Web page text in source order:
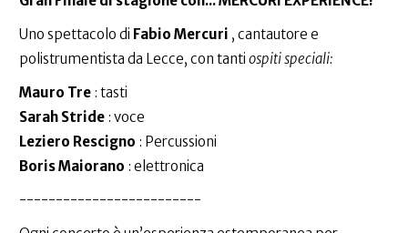
Uno spettacolo di Fabio Mercuri , cantautore e
polistrumentista da Lecce, con tanti ospiti speciali:
Mauro Tre : tasti
Sarah Stride : voce
Leziero Rescigno : Percussioni
Boris Maiorano : elettronica
-------------------------